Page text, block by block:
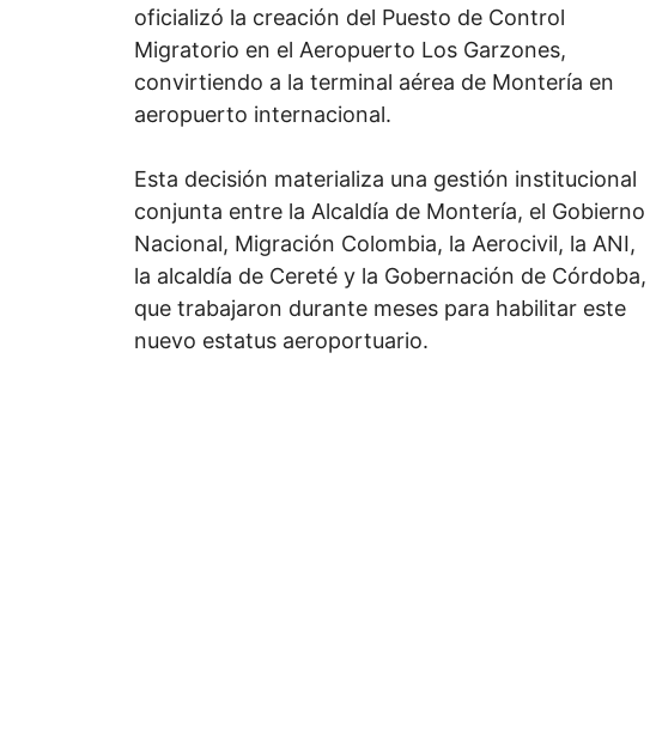
oficializó la creación del Puesto de Control
Migratorio en el Aeropuerto Los Garzones,
convirtiendo a la terminal aérea de Montería en
aeropuerto internacional.
Esta decisión materializa una gestión institucional
conjunta entre la Alcaldía de Montería, el Gobierno
Nacional, Migración Colombia, la Aerocivil, la ANI,
la alcaldía de Cereté y la Gobernación de Córdoba,
que trabajaron durante meses para habilitar este
nuevo estatus aeroportuario.